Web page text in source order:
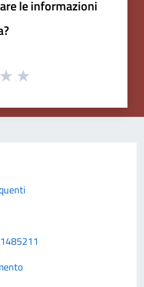
le informazioni